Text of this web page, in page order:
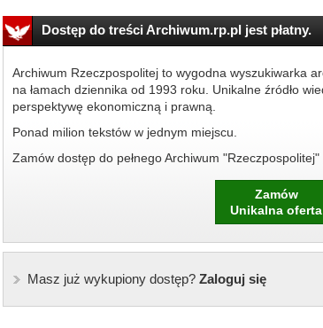
Dostęp do treści Archiwum.rp.pl jest płatny.
Archiwum Rzeczpospolitej to wygodna wyszukiwarka
na łamach dziennika od 1993 roku. Unikalne źródło
perspektywę ekonomiczną i prawną.
Ponad milion tekstów w jednym miejscu.
Zamów dostęp do pełnego Archiwum "Rzeczpospolitej"
Zamów
Unikalna oferta
Masz już wykupiony dostęp?Zaloguj się